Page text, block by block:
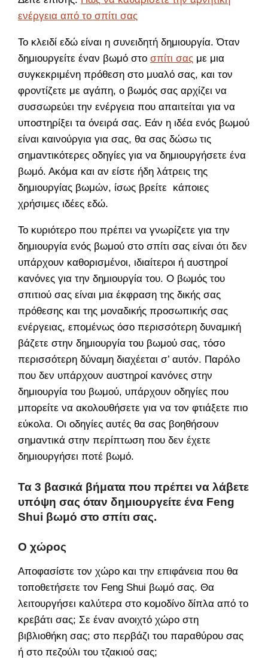
ενέργεια από το σπίτι σας
Το κλειδί εδώ είναι η συνειδητή δημιουργία. Όταν
δημιουργείτε έναν βωμό στο σπίτι σας με μια
συγκεκριμένη πρόθεση στο μυαλό σας, και τον
φροντίζετε με αγάπη, ο βωμός σας αρχίζει να
συσσωρεύει την ενέργεια που απαιτείται για να
υποστηρίξει τα όνειρά σας. Εάν η ιδέα ενός βωμού
είναι καινούργια για σας, θα σας δώσω τις
σημαντικότερες οδηγίες για να δημιουργήσετε ένα
βωμό. Ακόμα και αν είστε ήδη λάτρεις της
δημιουργίας βωμών, ίσως βρείτε κάποιες
χρήσιμες ιδέες εδώ.
Το κυριότερο που πρέπει να γνωρίζετε για την
δημιουργία ενός βωμού στο σπίτι σας είναι ότι δεν
υπάρχουν καθορισμένοι, ιδιαίτεροι ή αυστηροί
κανόνες για την δημιουργία του. Ο βωμός του
σπιτιού σας είναι μια έκφραση της δικής σας
πρόθεσης και της μοναδικής προσωπικής σας
ενέργειας, επομένως όσο περισσότερη δυναμική
βάζετε στην δημιουργία του βωμού σας, τόσο
περισσότερη δύναμη διαχέεται σ’ αυτόν. Παρόλο
που δεν υπάρχουν αυστηροί κανόνες στην
δημιουργία του βωμού, υπάρχουν οδηγίες που
μπορείτε να ακολουθήσετε για να τον φτιάξετε πιο
εύκολα. Οι οδηγίες αυτές θα σας βοηθήσουν
σημαντικά στην περίπτωση που δεν έχετε
δημιουργήσει ποτέ βωμό.
Τα 3 βασικά βήματα που πρέπει να λάβετε
υπόψη σας όταν δημιουργείτε ένα Feng
Shui βωμό στο σπίτι σας.
Ο χώρος
Αποφασίστε τον χώρο και την επιφάνεια που θα
τοποθετήσετε τον Feng Shui βωμό σας. Θα
λειτουργήσει καλύτερα στο κομοδίνο δίπλα από το
κρεβάτι σας; Σε έναν ανοιχτό χώρο στη
βιβλιοθήκη σας; στο περβάζι του παραθύρου σας
ή στο πεζούλι του τζακιού σας;